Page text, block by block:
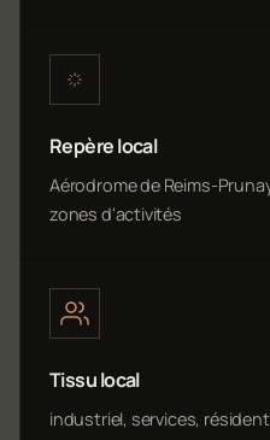
Repère local
Aérodrome de Reims-
zones d'activités
Tissu local
industriel, services,